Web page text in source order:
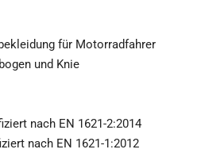
für Motorradfahrer
und Knie
nach EN 1621-2:2014
nach EN 1621-1:2012